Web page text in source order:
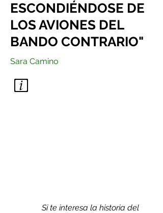
ESCONDIÉNDOSE DE
LOS AVIONES DEL
BANDO CONTRARIO"
Sara Camino
Si te interesa la historia del